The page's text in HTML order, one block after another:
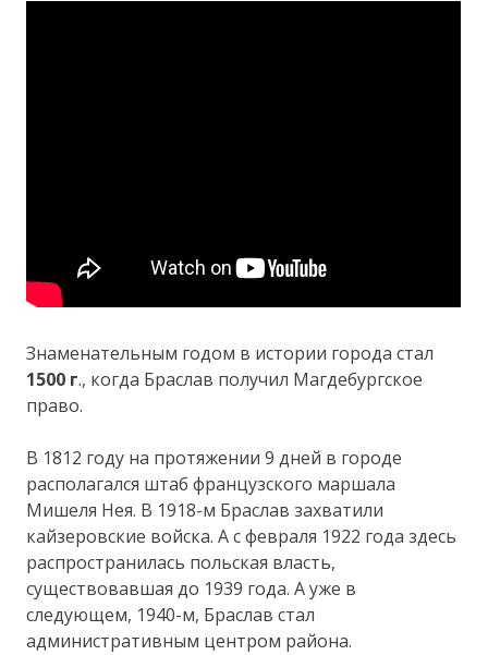
Знаменательным годом в истории города стал
1500 г., когда Браслав получил Магдебургское
право.
В 1812 году на протяжении 9 дней в городе
располагался штаб французского маршала
Мишеля Нея. В 1918-м Браслав захватили
кайзеровские войска. А с февраля 1922 года здесь
распространилась польская власть,
существовавшая до 1939 года. А уже в
следующем, 1940-м, Браслав стал
административным центром района.